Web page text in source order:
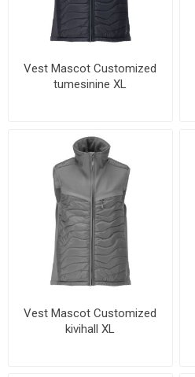
Vest Mascot Customized
tumesinine XL
Vest Mascot Customized
kivihall XL